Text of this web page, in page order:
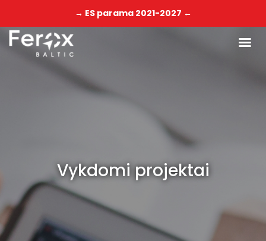
→ ES parama 2021-2027 ←
Vykdomi projektai